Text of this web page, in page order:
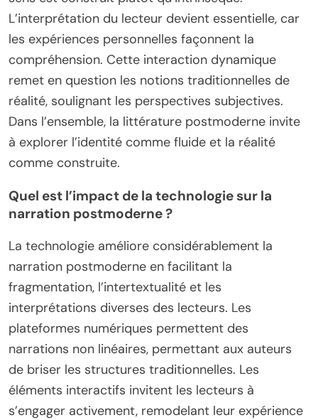
L’interprétation du lecteur devient essentielle, car
les expériences personnelles façonnent la
compréhension. Cette interaction dynamique
remet en question les notions traditionnelles de
réalité, soulignant les perspectives subjectives.
Dans l’ensemble, la littérature postmoderne invite
à explorer l’identité comme fluide et la réalité
comme construite.
Quel est l’impact de la technologie sur la
narration postmoderne ?
La technologie améliore considérablement la
narration postmoderne en facilitant la
fragmentation, l’intertextualité et les
interprétations diverses des lecteurs. Les
plateformes numériques permettent des
narrations non linéaires, permettant aux auteurs
de briser les structures traditionnelles. Les
éléments interactifs invitent les lecteurs à
s’engager activement, remodelant leur expérience